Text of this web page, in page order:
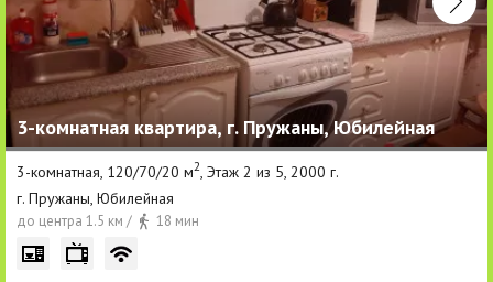
3-комнатная квартира, г. Пружаны, Юбилейная
3-комнатная, 120/70/20 м2, Этаж 2 из 5, 2000 г.
г. Пружаны, Юбилейная
до центра 1.5 км / 18 мин